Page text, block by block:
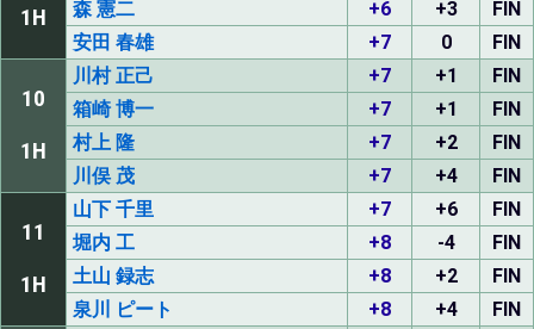
1H 森 憲二 +6 +3
FIN
安田 春雄
+7 0 FIN
10
1H
川村 正己 +7 +1
FIN
箱崎 博一
+7 +1
FIN
村上 隆
+7 +2
FIN
川俣 茂
+7 +4 FIN
11
1H
山下 千里 +7 +6
FIN
堀内 工
+8 -4
FIN
土山 録志
+8 +2
FIN
泉川 ピート
+8 +4 FIN